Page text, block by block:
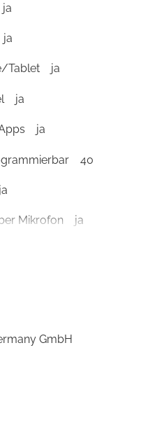
ja
ja
Tablet ja
ja
ja
40
ja
Mikrofon ja
Lautsprecher
GmbH